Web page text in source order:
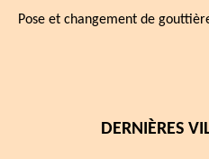
Pose et changement de
DERNIÈRES